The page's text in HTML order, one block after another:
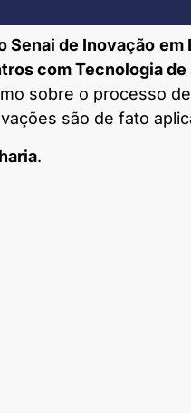
Senai de Inovação em
com Tecnologia
sobre o processo
são de fato
.